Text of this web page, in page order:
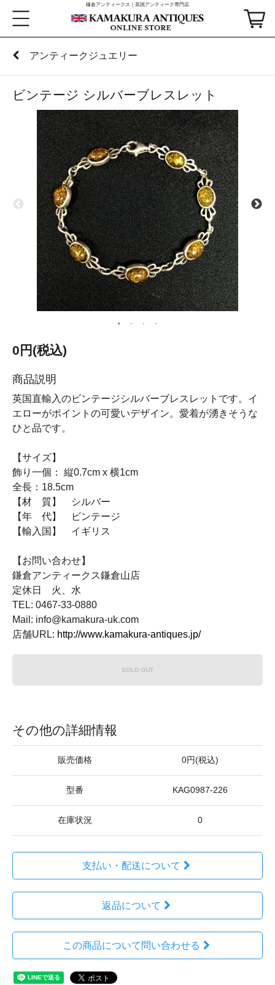
鎌倉アンティークス｜英国アンティーク専門店
アンティークジュエリー
ビンテージ シルバーブレスレット
0円(税込)
商品説明
英国直輸入のビンテージシルバーブレスレットです。イ
エローがポイントの可愛いデザイン。愛着が湧きそうな
ひと品です。
【サイズ】
飾り一個： 縦0.7cm x 横1cm
全長：18.5cm
【材 質】 シルバー
【年 代】 ビンテージ
【輸入国】 イギリス
【お問い合わせ】
鎌倉アンティークス鎌倉山店
定休日 火、水
TEL: 0467-33-0880
Mail: info@kamakura-uk.com
店舗URL: http://www.kamakura-antiques.jp/
SOLD OUT
その他の詳細情報
販売価格 0円(税込)
型番 KAG0987-226
在庫状況 0
支払い・配送について
返品について
この商品について問い合わせる